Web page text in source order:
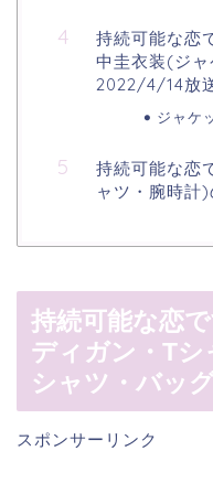
持続可能な恋
中圭衣装(ジ
2022/4/14放
ジャケ
持続可能な恋
ャツ・腕時計
持続可能な恋
ディガン・Tシ
シャツ・バッ
スポンサーリンク